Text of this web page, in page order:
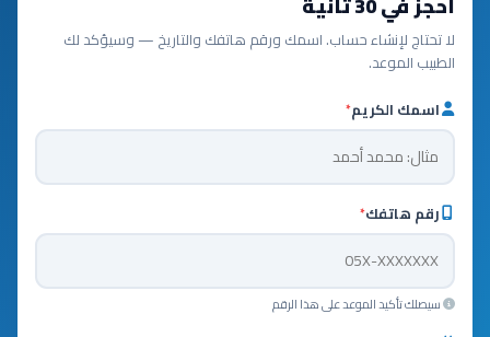
لا تحتاج لإنشاء حساب. اسمك ورقم هاتفك والتاريخ — وسيؤكد لك
الطبيب الموعد.
اسمك الكريم*
رقم هاتفك*
سيصلك تأكيد الموعد على هذا الرقم